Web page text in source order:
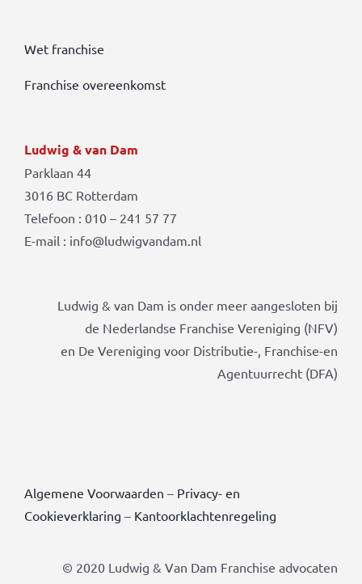
Wet franchise
Franchise overeenkomst
Ludwig & van Dam
Parklaan 44
3016 BC Rotterdam
Telefoon : 010 – 241 57 77
E-mail : info@ludwigvandam.nl
Ludwig & van Dam is onder meer aangesloten bij
de Nederlandse Franchise Vereniging (NFV)
en De Vereniging voor Distributie-, Franchise-en
Agentuurrecht (DFA)
Algemene Voorwaarden – Privacy- en
Cookieverklaring – Kantoorklachtenregeling
© 2020 Ludwig & Van Dam Franchise advocaten